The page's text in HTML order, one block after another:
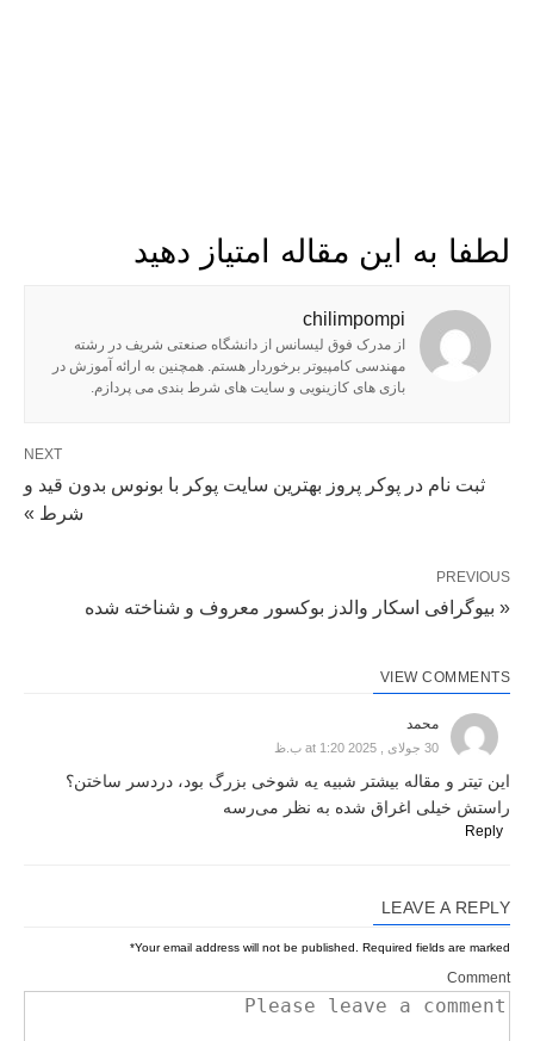
لطفا به این مقاله امتیاز دهید
chilimpompi
از مدرک فوق لیسانس از دانشگاه صنعتی شریف در رشته
مهندسی کامپیوتر برخوردار هستم. همچنین به ارائه آموزش در
بازی های کازینویی و سایت های شرط بندی می پردازم.
NEXT
ثبت نام در پوکر پروز بهترین سایت پوکر با بونوس بدون قید و
شرط »
PREVIOUS
« بیوگرافی اسکار والدز بوکسور معروف و شناخته شده
VIEW COMMENTS
محمد
30 جولای , 2025 at 1:20 ب.ظ
این تیتر و مقاله بیشتر شبیه یه شوخی بزرگ بود، دردسر ساختن؟
راستش خیلی اغراق شده به نظر می‌رسه
Reply
LEAVE A REPLY
Your email address will not be published. Required fields are marked
*
Comment